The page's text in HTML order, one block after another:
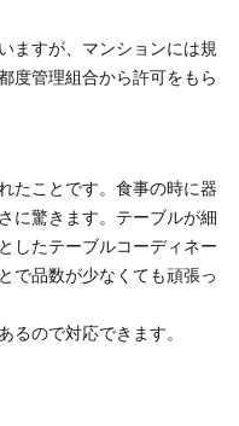
ますが、マンションには規
度管理組合から許可をもら
たことです。食事の時に器
に驚きます。テーブルが細
したテーブルコーディネー
で品数が少なくても頑張っ
るので対応できます。